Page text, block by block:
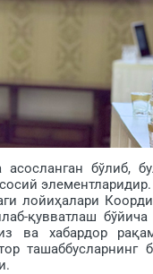
бўлиб,
элементларидир.
лойиҳалари
қувватлаш
ва хабардор